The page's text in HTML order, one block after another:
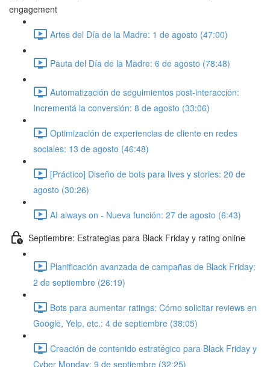
engagement
Artes del Día de la Madre: 1 de agosto (47:00)
Pauta del Día de la Madre: 6 de agosto (78:48)
Automatización de seguimientos post-interacción:
Incrementá la conversión: 8 de agosto (33:06)
Optimización de experiencias de cliente en redes
sociales: 13 de agosto (46:48)
[Práctico] Diseño de bots para lives y stories: 20 de
agosto (30:26)
AI always on - Nueva función: 27 de agosto (6:43)
Septiembre: Estrategias para Black Friday y rating online
Planificación avanzada de campañas de Black Friday:
2 de septiembre (26:19)
Bots para aumentar ratings: Cómo solicitar reviews en
Google, Yelp, etc.: 4 de septiembre (38:05)
Creación de contenido estratégico para Black Friday y
Cyber Monday: 9 de septiembre (32:25)